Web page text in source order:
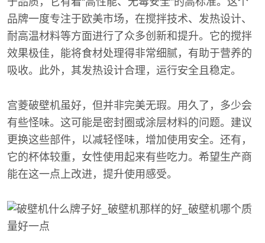
品牌一度专注于欧美市场，在搅拌技术、发热设计、
耐高温材料等方面进行了众多创新和提升。它的搅拌
效果极佳，能将食材处理得非常细腻，有助于营养的
吸收。此外，其发热设计合理，运行安全且稳定。
宫菱破壁机虽好，但并非完美无瑕。用久了，多少会
有些怪味。这可能是密封圈或涂层材料的问题。建议
更换这些部件，以减轻怪味，增加使用安全。还有，
它的杯体较重，女性使用起来有些吃力。希望生产商
能在这一点上改进，提升使用感受。